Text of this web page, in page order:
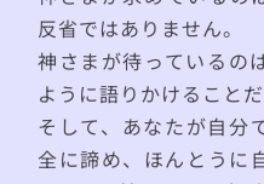
反省ではありません。
神さまが待っているの
ように語りかけることだ
そして、あなたが自分
全に諦め、ほんとうに